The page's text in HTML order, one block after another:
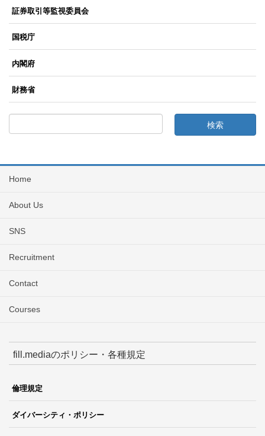
証券取引等監視委員会
国税庁
内閣府
財務省
Home
About Us
SNS
Recruitment
Contact
Courses
fill.mediaのポリシー・各種規定
倫理規定
ダイバーシティ・ポリシー